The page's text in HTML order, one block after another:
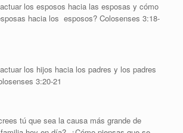
los esposos hacia las esposas y cómo
hacia los esposos? Colosenses 3:18-
los hijos hacia los padres y los padres
3:20-21
tú que sea la causa más grande de